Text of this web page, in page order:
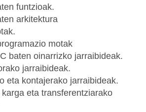
funtzioak.
arkitektura
motak
baten oinarrizko jarraibideak.
jarraibideak.
eta kontajerako jarraibideak.
eta transferentziarako